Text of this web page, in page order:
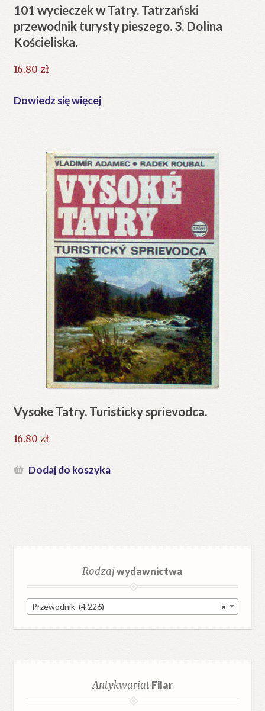
101 wycieczek w Tatry. Tatrzański
przewodnik turysty pieszego. 3. Dolina
Kościeliska.
16.80 zł
Dowiedz się więcej
Vysoke Tatry. Turisticky sprievodca.
16.80 zł
Dodaj do koszyka
Rodzajwydawnictwa
×
Przewodnik (4 226)
AntykwariatFilar